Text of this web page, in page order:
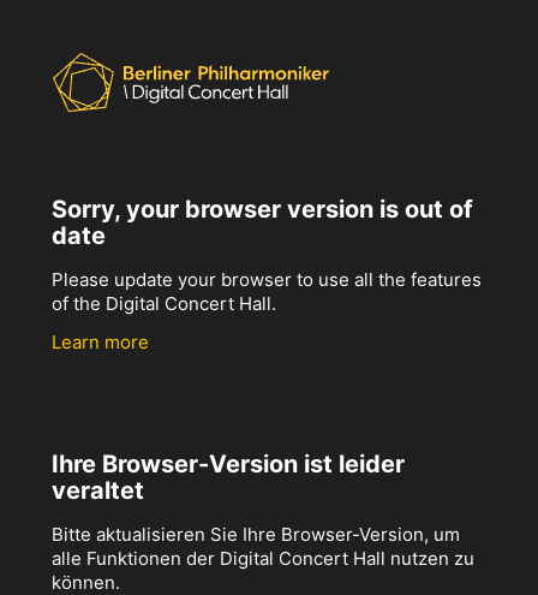
Sorry, your browser version is out of
date
Please update your browser to use all the features
of the Digital Concert Hall.
Learn more
Ihre Browser-Version ist leider
veraltet
Bitte aktualisieren Sie Ihre Browser-Version, um
alle Funktionen der Digital Concert Hall nutzen zu
können.